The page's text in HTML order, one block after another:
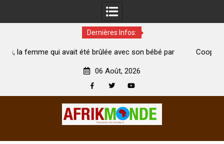
Dernières Infos:
été brûlée avec son bébé par
Coopération: Le ministre
06 Août, 2026